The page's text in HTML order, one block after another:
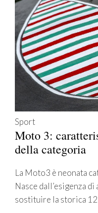
Sport
Moto 3:
della categoria
La Moto3 è neonata
Nasce dall’esigenza
sostituire la storica